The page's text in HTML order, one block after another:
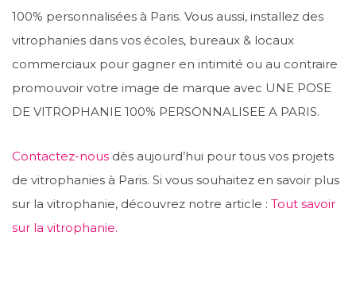
100% personnalisées à Paris. Vous aussi, installez des
vitrophanies dans vos écoles, bureaux & locaux
commerciaux pour gagner en intimité ou au contraire
promouvoir votre image de marque avec UNE POSE
DE VITROPHANIE 100% PERSONNALISEE A PARIS.
Contactez-nous dès aujourd’hui pour tous vos projets
de vitrophanies à Paris. Si vous souhaitez en savoir plus
sur la vitrophanie, découvrez notre article : Tout savoir
sur la vitrophanie.